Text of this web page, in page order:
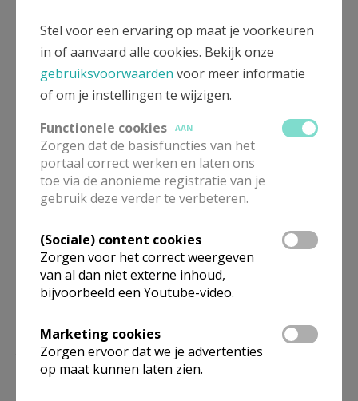
Chaldeeuwse priester is Süleyman Öz.
Vieringen in Sint-Katelijne:
10.30 uur Mis voor de Chaldeeuwse
gemeenschap
In deze kerk worden ookhuwelijkengevierd en
Lees meer
Stel voor een ervaring op maat je voorkeuren
in of aanvaard alle cookies. Bekijk onze
gebruiksvoorwaarden voor meer informatie
of om je instellingen te wijzigen.
Functionele cookies
AAN
Zorgen dat de basisfuncties van het
portaal correct werken en laten ons
toe via de anonieme registratie van je
gebruik deze verder te verbeteren.
(Sociale) content cookies
Zorgen voor het correct weergeven
van al dan niet externe inhoud,
bijvoorbeeld een Youtube-video.
Marketing cookies
Zorgen ervoor dat we je advertenties
op maat kunnen laten zien.